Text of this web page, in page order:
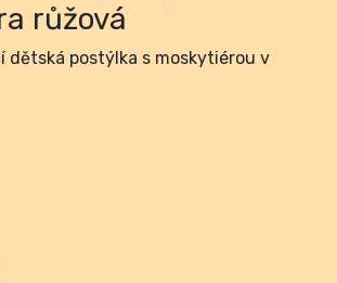
růžová
dětská postýlka s moskytiérou v